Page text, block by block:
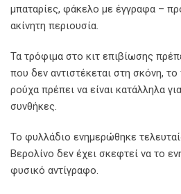
μπαταρίες, φάκελο με έγγραφα –
ακίνητη περιουσία.
Τα τρόφιμα στο κιτ επιβίωσης
που δεν αντιστέκεται στη σκόνη,
ρούχα πρέπει να είναι κατάλληλα
συνθήκες.
Το φυλλάδιο ενημερώθηκε
Βερολίνο δεν έχει σκεφτεί να το
φυσικό αντίγραφο.